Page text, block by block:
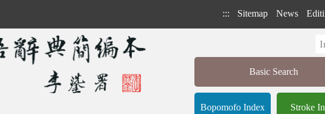
::: Sitemap News
Basic Search
Bopomofo Index Stroke